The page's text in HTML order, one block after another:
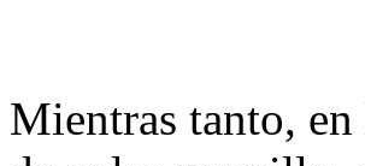
Mientras tanto, en